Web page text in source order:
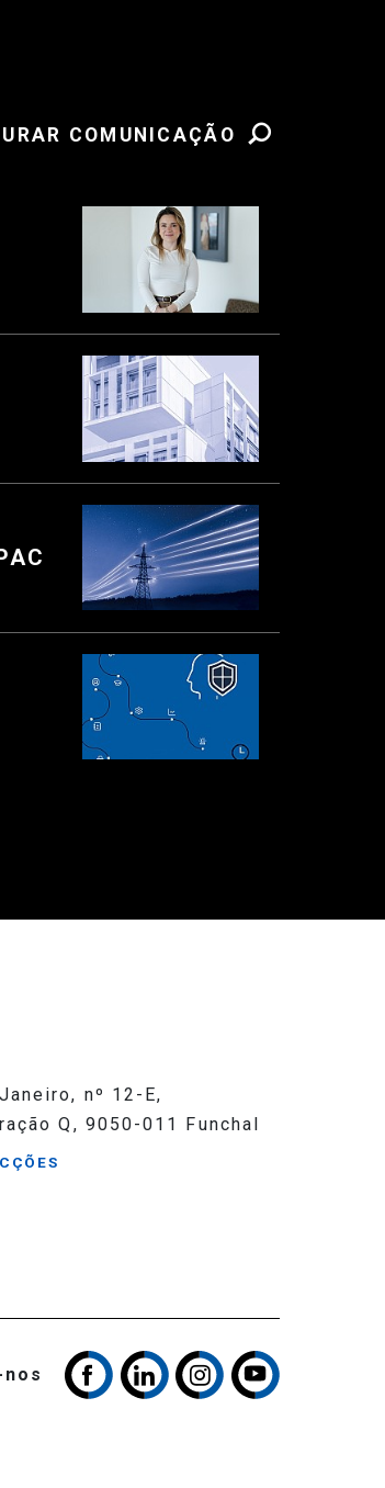
COMUNICAÇÃO
nº 12-E,
Q, 9050-011 Funchal